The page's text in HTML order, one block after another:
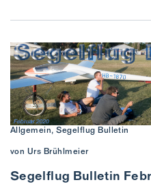
Allgemein, Segelflug Bulletin
von Urs Brühlmeier
Segelflug Bulletin